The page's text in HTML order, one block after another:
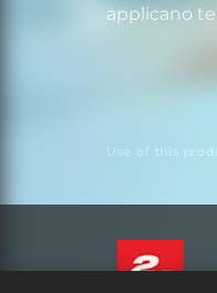
applicano
Use of this